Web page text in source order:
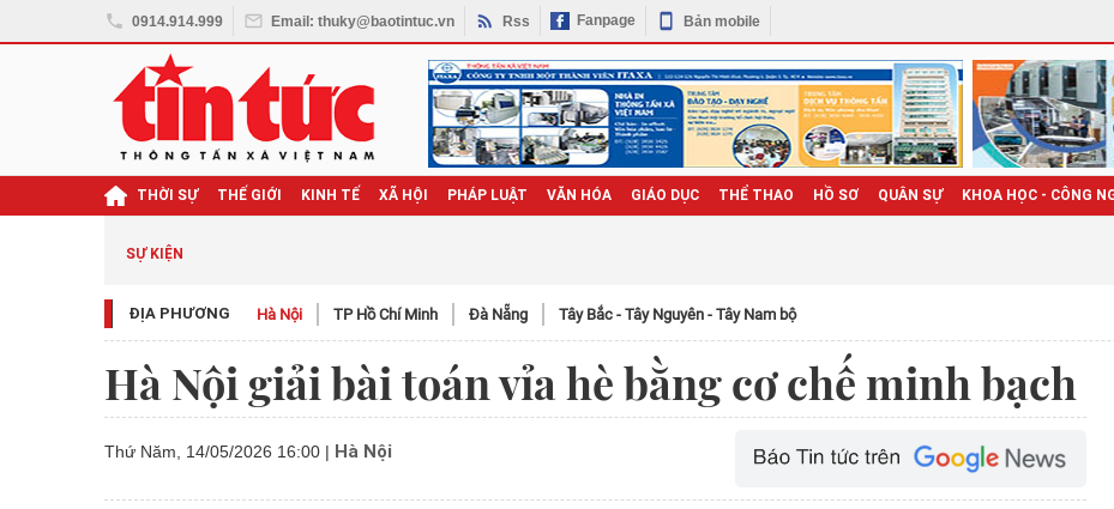
0914.914.999 Email: thuky@baotintuc.vn Rss Fanpage Bản mobile
THỜI SỰ THẾ GIỚI KINH TẾ XÃ HỘI PHÁP LUẬT VĂN HÓA GIÁO DỤC THỂ THAO HỒ SƠ QUÂN SỰ KHOA HỌC - CÔNG
SỰ KIỆN
ĐỊA PHƯƠNG Hà Nội TP Hồ Chí Minh Đà Nẵng Tây Bắc - Tây Nguyên - Tây Nam bộ
Hà Nội giải bài toán vỉa hè bằng cơ chế minh bạch
Thứ Năm, 14/05/2026 16:00 | Hà Nội